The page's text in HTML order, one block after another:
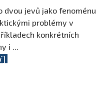
dvou jevů jako fenoménu
problémy v
konkrétních
i ...
]